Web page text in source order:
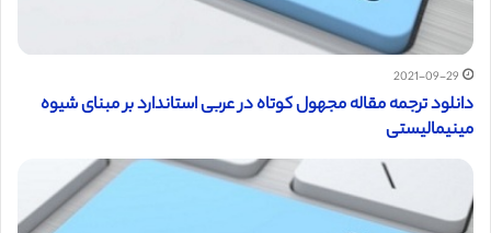
2021-09-29
دانلود ترجمه مقاله مجهول کوتاه در عربی استاندارد بر مبنای شیوه
مینیمالیستی